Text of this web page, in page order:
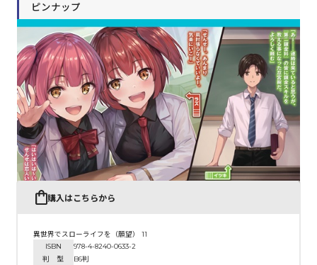
ピンナップ
購入はこちらから
異世界でスローライフを（願望） 11
ISBN
978-4-8240-0633-2
判 型
B6判